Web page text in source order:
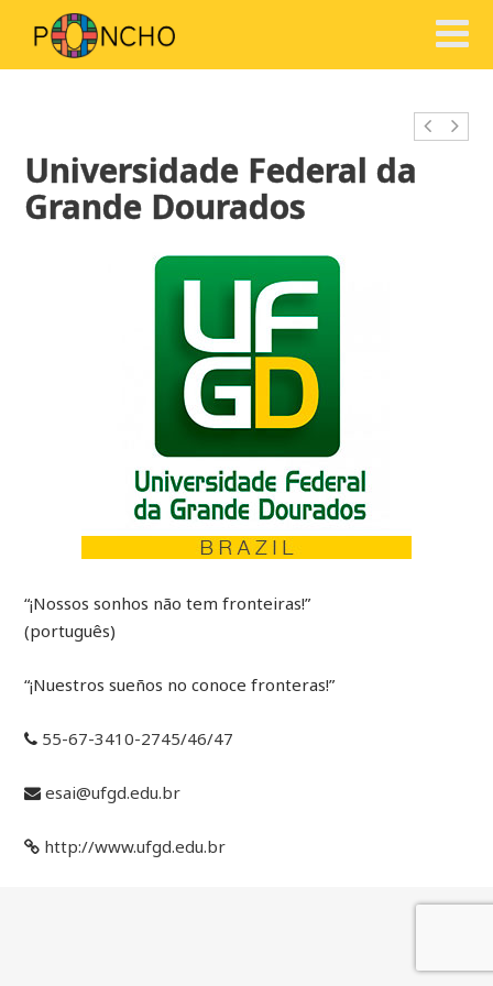
Universidade Federal da
Grande Dourados
“¡Nossos sonhos não tem fronteiras!”
(português)
“¡Nuestros sueños no conoce fronteras!”
55-­67-­3410-­2745/46/47
esai@ufgd.edu.br
http://www.ufgd.edu.br